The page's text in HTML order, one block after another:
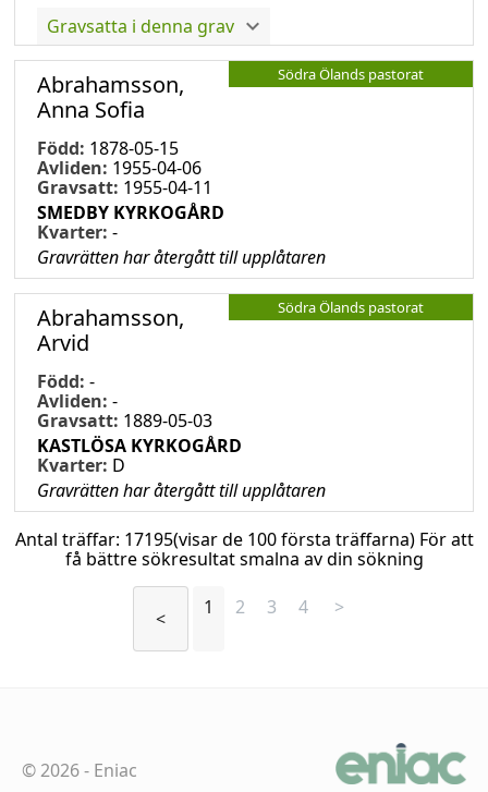
Gravsatta i denna grav
Södra Ölands pastorat
Abrahamsson,
Anna Sofia
Född: 1878-05-15
Avliden: 1955-04-06
Gravsatt: 1955-04-11
SMEDBY KYRKOGÅRD
Kvarter: -
Gravrätten har återgått till upplåtaren
Södra Ölands pastorat
Abrahamsson,
Arvid
Född: -
Avliden: -
Gravsatt: 1889-05-03
KASTLÖSA KYRKOGÅRD
Kvarter: D
Gravrätten har återgått till upplåtaren
Antal träffar: 17195(visar de 100 första träffarna) För att
få bättre sökresultat smalna av din sökning
< 1 2 3 4 >
©2026- Eniac